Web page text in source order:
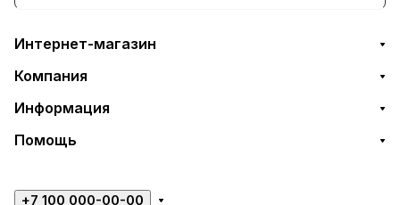
Интернет-магазин
Компания
Информация
Помощь
+7 100 000-00-00